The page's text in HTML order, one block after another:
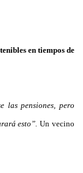
en tiempos de
las pensiones, pero
esto”.Un vecino